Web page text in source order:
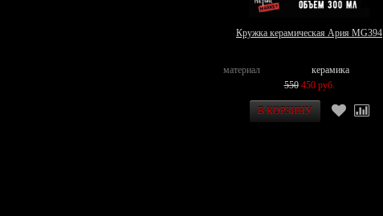
Кружка керамическая Ария MG394
материал
керамика
550 450 руб.